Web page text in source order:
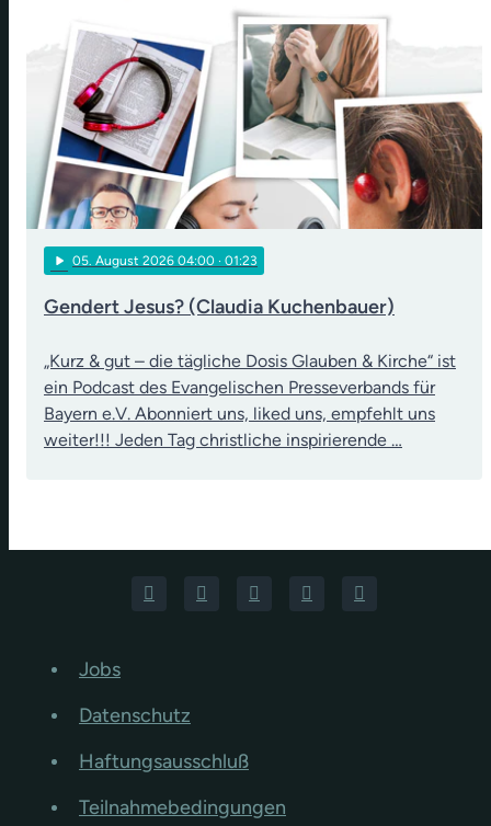
play_arrow 05. August 2026 04:00 · 01:23
Gendert Jesus? (Claudia Kuchenbauer)
„Kurz & gut – die tägliche Dosis Glauben & Kirche“ ist
ein Podcast des Evangelischen Presseverbands für
Bayern e.V. Abonniert uns, liked uns, empfehlt uns
weiter!!! Jeden Tag christliche inspirierende …
Jobs
Datenschutz
Haftungsausschluß
Teilnahmebedingungen